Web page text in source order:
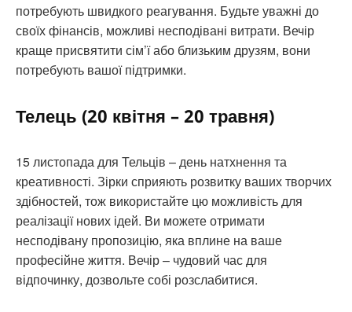
потребують швидкого реагування. Будьте уважні до
своїх фінансів, можливі несподівані витрати. Вечір
краще присвятити сім’ї або близьким друзям, вони
потребують вашої підтримки.
Телець (20 квітня – 20 травня)
15 листопада для Тельців – день натхнення та
креативності. Зірки сприяють розвитку ваших творчих
здібностей, тож використайте цю можливість для
реалізації нових ідей. Ви можете отримати
несподівану пропозицію, яка вплине на ваше
професійне життя. Вечір – чудовий час для
відпочинку, дозвольте собі розслабитися.